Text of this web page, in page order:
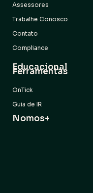
Assessores
Trabalhe Conosco
Contato
Compliance
Educacional
Ferramentas
OnTick
Guia de IR
Nomos+